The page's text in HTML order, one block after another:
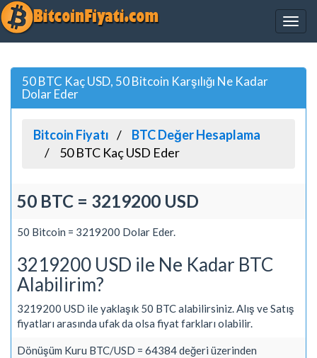
50 BTC Kaç USD, 50 Bitcoin Karşılığı Ne Kadar
Dolar Eder
Bitcoin Fiyatı
BTC Değer Hesaplama
50 BTC Kaç USD Eder
50 BTC = 3219200 USD
50 Bitcoin = 3219200 Dolar Eder.
3219200 USD ile Ne Kadar BTC
Alabilirim?
3219200 USD ile yaklaşık 50 BTC alabilirsiniz. Alış ve Satış
fiyatları arasında ufak da olsa fiyat farkları olabilir.
Dönüşüm Kuru BTC/USD = 64384 değeri üzerinden